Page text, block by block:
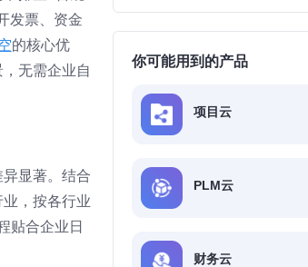
发票、资金
的核心优
无需企业自
显著。结合
，按各行业
贴合企业日
你可能用到的产品
项目云
PLM云
财务云